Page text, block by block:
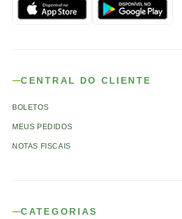
CENTRAL DO CLIENTE
BOLETOS
MEUS PEDIDOS
NOTAS FISCAIS
CATEGORIAS